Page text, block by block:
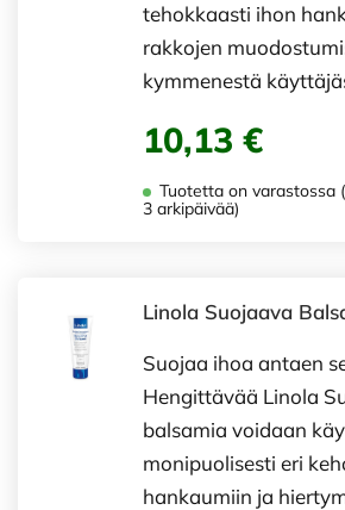
tehokkaasti ihon
rakkojen
kymmenestä
10,13 €
Tuotetta on varastossa
3 arkipäivää)
Linola Suojaava
Suojaa ihoa antaen
Hengittävää Linola
balsamia voidaan
monipuolisesti eri
hankaumiin ja